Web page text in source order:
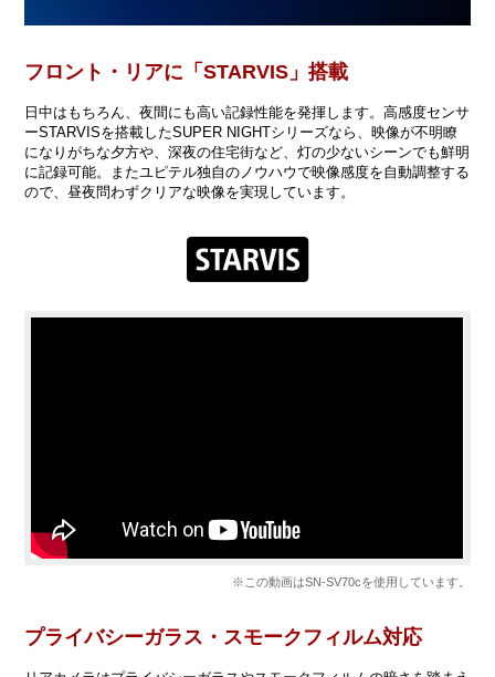
フロント・リアに「STARVIS」搭載
日中はもちろん、夜間にも高い記録性能を発揮します。高感度センサ
ーSTARVISを搭載したSUPER NIGHTシリーズなら、映像が不明瞭
になりがちな夕方や、深夜の住宅街など、灯の少ないシーンでも鮮明
に記録可能。またユピテル独自のノウハウで映像感度を自動調整する
ので、昼夜問わずクリアな映像を実現しています。
※この動画はSN-SV70cを使用しています。
プライバシーガラス・スモークフィルム対応